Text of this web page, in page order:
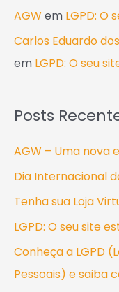
AGW em LGPD: O
Carlos Eduardo
em LGPD: O seu
Posts
AGW – Uma nova
Dia Internacional
Tenha sua Loja
LGPD: O seu site
Conheça a LGPD
Pessoais) e saiba